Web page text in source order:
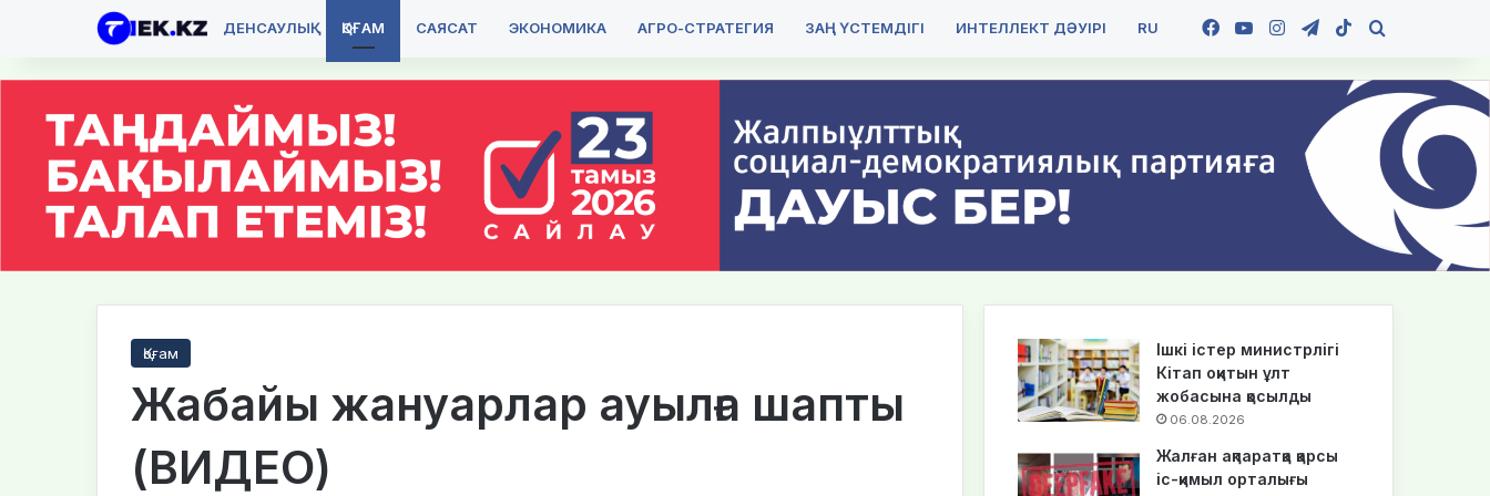
ДЕНСАУЛЫҚ ҚОҒАМ САЯСАТ ЭКОНОМИКА АГРО-СТРАТЕГИЯ ЗАҢ ҮСТЕМДІГІ ИНТЕЛЛЕКТ ДӘУІРІ RU Facebook
YouTubeInstagram
Telegram
TikTok
Қоғам
Жабайы жануарлар ауылға шапты
(ВИДЕО)
Ішкі істер министрлігі
Кітап оқитын ұлт
жобасына қосылды
06.08.2026
Жалған ақпаратқа қарсы
іс-қимыл орталығы